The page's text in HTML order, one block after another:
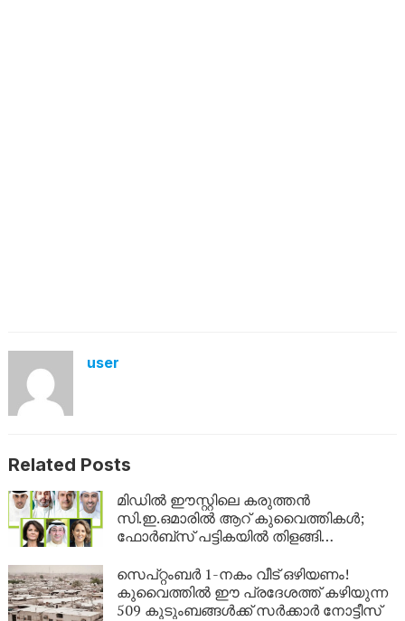
user
Related Posts
മിഡിൽ ഈസ്റ്റിലെ കരുത്തൻ
സി.ഇ.ഒമാരിൽ ആറ് കുവൈത്തികൾ;
ഫോർബ്സ് പട്ടികയിൽ തിളങ്ങി
സെപ്റ്റംബർ 1-നകം വീട് ഒഴിയണം!
കുവൈത്തിൽ ഈ പ്രദേശത്ത് കഴിയുന്ന
509 കുടുംബങ്ങൾക്ക് സർക്കാർ നോട്ടീസ്